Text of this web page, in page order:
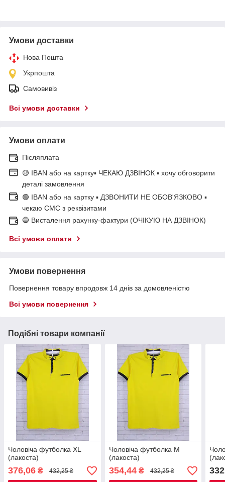
Умови доставки
Нова Пошта
Укрпошта
Самовивіз
Всі умови доставки
Умови оплати
Післяплата
🟡 IBAN або на картку▪ ЧЕКАЮ ДЗВІНОК ▪ хочу обговорити
деталі замовлення
🟢 IBAN або на картку ▪ ДЗВОНИТИ НЕ ОБОВ'ЯЗКОВО ▪
чекаю СМС з реквізитами
🔵 Висталення рахунку-фактури (ОЧІКУЮ НА ДЗВІНОК)
Всі умови оплати
Умови повернення
Повернення товару впродовж 14 днів за домовленістю
Всі умови повернення
Подібні товари компанії
Чоловіча футболка XL
(лакоста)
376,06 ₴ 432,25 ₴
Чоловіча футболка M
(лакоста)
354,44₴ 432,25 ₴